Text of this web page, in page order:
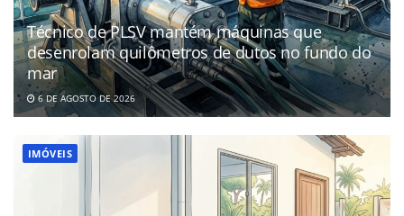
Técnico de PLSV mantém máquinas que
desenrolam quilômetros de dutos no fundo do
mar
6 DE AGOSTO DE 2026
IMÓVEIS